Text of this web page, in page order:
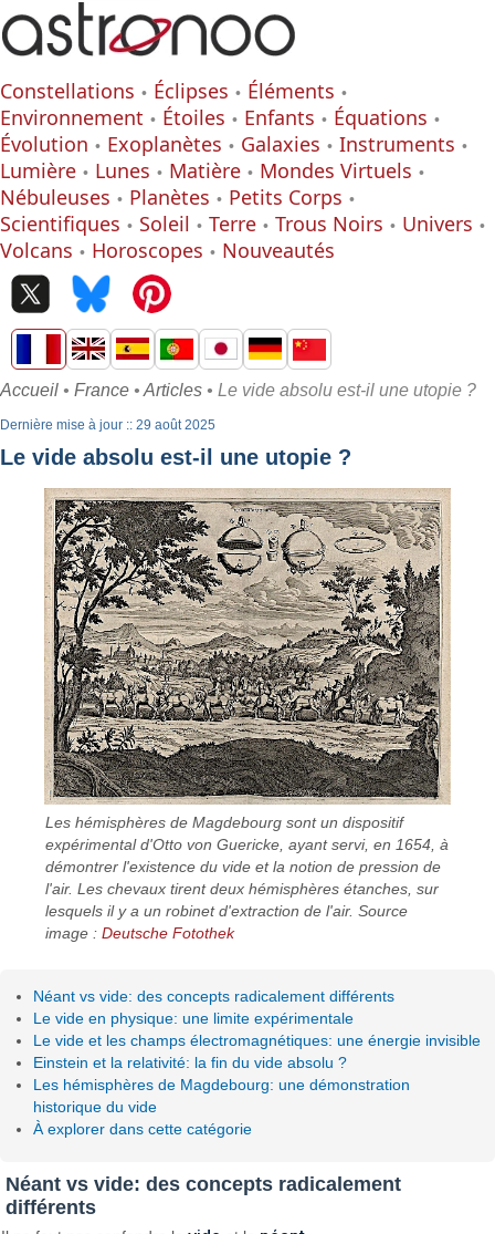
Constellations Éclipses
Éléments
Environnement
Étoiles Enfants
Équations
Évolution
Exoplanètes Galaxies
Instruments
Lumière
Lunes Matière
Mondes Virtuels
Nébuleuses
Planètes
Petits Corps
Scientifiques
Soleil Terre Trous Noirs
Univers
Volcans
Horoscopes Nouveautés
Accueil • France • Articles • Le vide absolu est-il une utopie ?
Dernière mise à jour :: 29 août 2025
Le vide absolu est-il une utopie ?
Les hémisphères de Magdebourg sont un dispositif
expérimental d'Otto von Guericke, ayant servi, en 1654, à
démontrer l'existence du vide et la notion de pression de
l'air. Les chevaux tirent deux hémisphères étanches, sur
lesquels il y a un robinet d'extraction de l'air. Source
image :Deutsche Fotothek
Néant vs vide: des concepts radicalement différents
Le vide en physique: une limite expérimentale
Le vide et les champs électromagnétiques: une énergie invisible
Einstein et la relativité: la fin du vide absolu ?
Les hémisphères de Magdebourg: une démonstration
historique du vide
À explorer dans cette catégorie
Néant vs vide: des concepts radicalement
différents